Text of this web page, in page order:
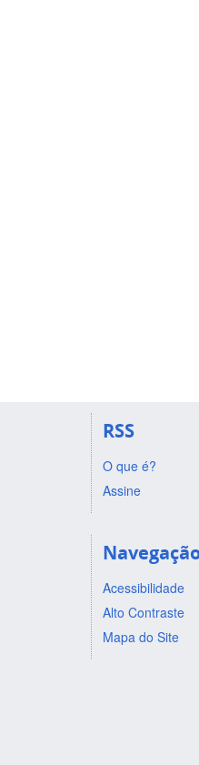
RSS
O que é?
Assine
Acessibilidade
Alto Contraste
Mapa do Site